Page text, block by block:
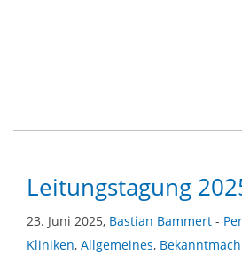
Leitungstagung
23. Juni 2025, Bastian Bammert -
Kliniken, Allgemeines,